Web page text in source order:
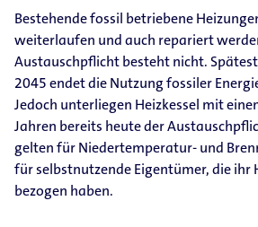
Bestehende fossil betriebene
weiterlaufen und auch repariert
Austauschpflicht besteht nicht.
2045 endet die Nutzung fossiler
Jedoch unterliegen Heizkessel mit
Jahren bereits heute der
gelten für Niedertemperatur- und
für selbstnutzende Eigentümer, die ihr
bezogen haben.